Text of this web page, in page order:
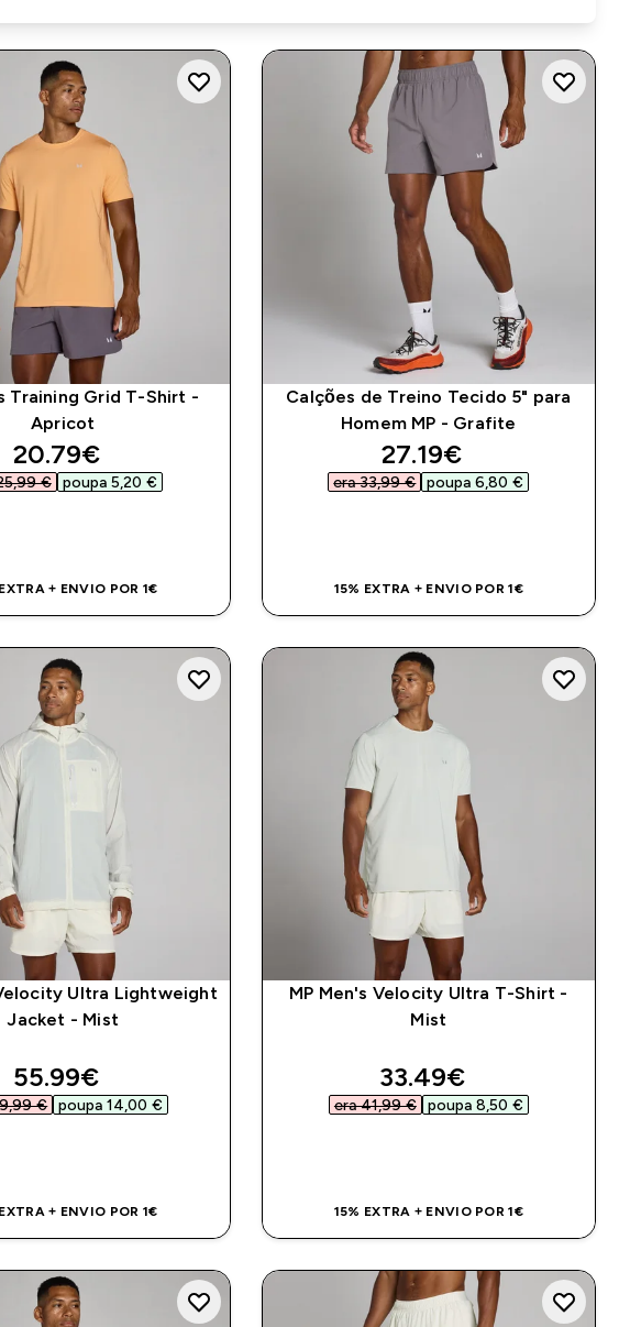
Training Grid T-Shirt -
Apricot
discounted price
20.79€‎
€‎ poupa 5,20 €‎
+ ENVIO POR 1€
Calções de Treino Tecido 5" para
Homem MP - Grafite
discounted price
27.19€‎
era 33,99 €‎ poupa 6,80 €‎
15% EXTRA + ENVIO POR 1€
Ultra Lightweight
Jacket - Mist
discounted price
55.99€‎
€‎ poupa 14,00 €‎
+ ENVIO POR 1€
MP Men's Velocity Ultra T-Shirt -
Mist
discounted price
33.49€‎
era 41,99 €‎ poupa 8,50 €‎
15% EXTRA + ENVIO POR 1€